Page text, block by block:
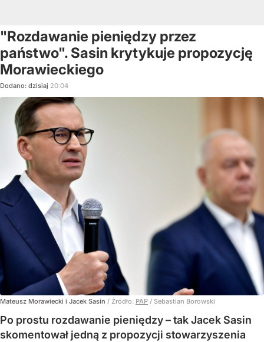
"Rozdawanie pieniędzy przez
państwo". Sasin krytykuje propozycję
Morawieckiego
Dodano: dzisiaj 20:04
Mateusz Morawiecki i Jacek Sasin / Źródło: PAP / Sebastian Borowski
Po prostu rozdawanie pieniędzy – tak Jacek Sasin
skomentował jedną z propozycji stowarzyszenia